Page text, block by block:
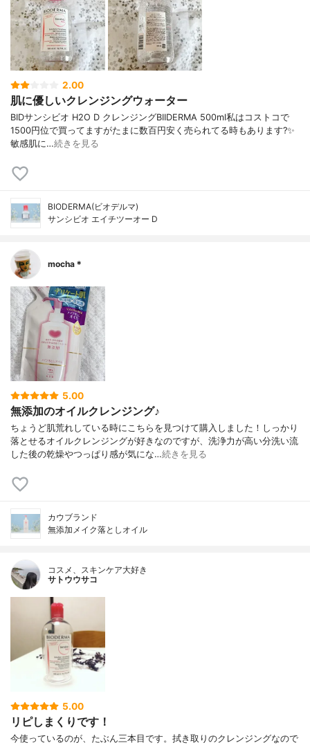
2.00
肌に優しいクレンジングウォーター
BIDサンシビオ H2O D クレンジングBIIDERMA 500ml私はコストコで
1500円位で買ってますがたまに数百円安く売られてる時もあります?✨
敏感肌に…続きを見る
BIODERMA(ビオデルマ)
サンシビオ エイチツーオー D
mocha＊
5.00
無添加のオイルクレンジング♪
ちょうど肌荒れしている時にこちらを見つけて購入しました！しっかり
落とせるオイルクレンジングが好きなのですが、洗浄力が高い分洗い流
した後の乾燥やつっぱり感が気にな…続きを見る
カウブランド
無添加メイク落としオイル
コスメ、スキンケア大好き
サトウウサコ
5.00
リピしまくりです！
今使っているのが、たぶん三本目です。拭き取りのクレンジングなので